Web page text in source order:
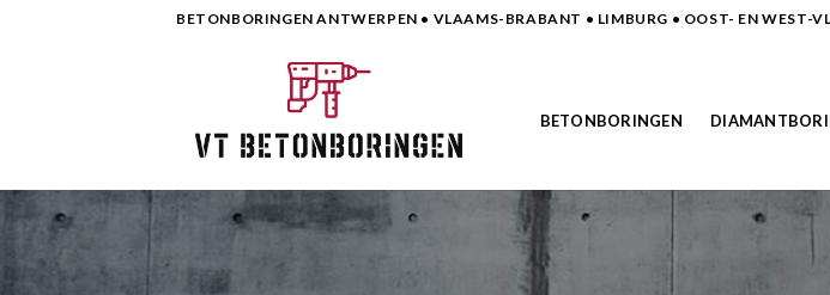
BETONBORINGEN ANTWERPEN • VLAAMS-BRABANT • LIMBURG • OOST- EN WEST-
BETONBORINGEN